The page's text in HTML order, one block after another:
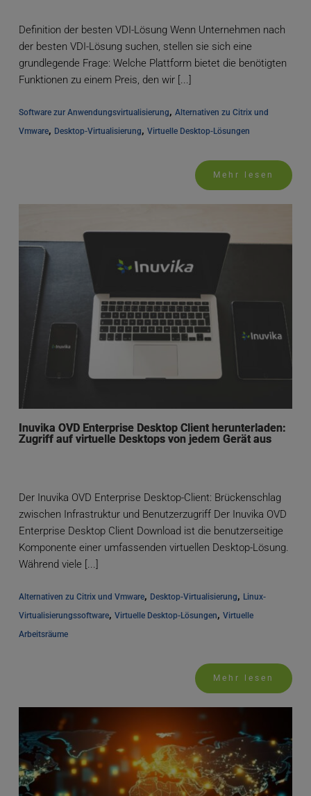
Definition der besten VDI-Lösung Wenn Unternehmen nach
der besten VDI-Lösung suchen, stellen sie sich eine
grundlegende Frage: Welche Plattform bietet die benötigten
Funktionen zu einem Preis, den wir [...]
Software zur Anwendungsvirtualisierung, Alternativen zu Citrix und
Vmware, Desktop-Virtualisierung, Virtuelle Desktop-Lösungen
Mehr lesen
Inuvika OVD Enterprise Desktop Client herunterladen:
Zugriff auf virtuelle Desktops von jedem Gerät aus
Der Inuvika OVD Enterprise Desktop-Client: Brückenschlag
zwischen Infrastruktur und Benutzerzugriff Der Inuvika OVD
Enterprise Desktop Client Download ist die benutzerseitige
Komponente einer umfassenden virtuellen Desktop-Lösung.
Während viele [...]
Alternativen zu Citrix und Vmware, Desktop-Virtualisierung, Linux-
Virtualisierungssoftware, Virtuelle Desktop-Lösungen, Virtuelle
Arbeitsräume
Mehr lesen